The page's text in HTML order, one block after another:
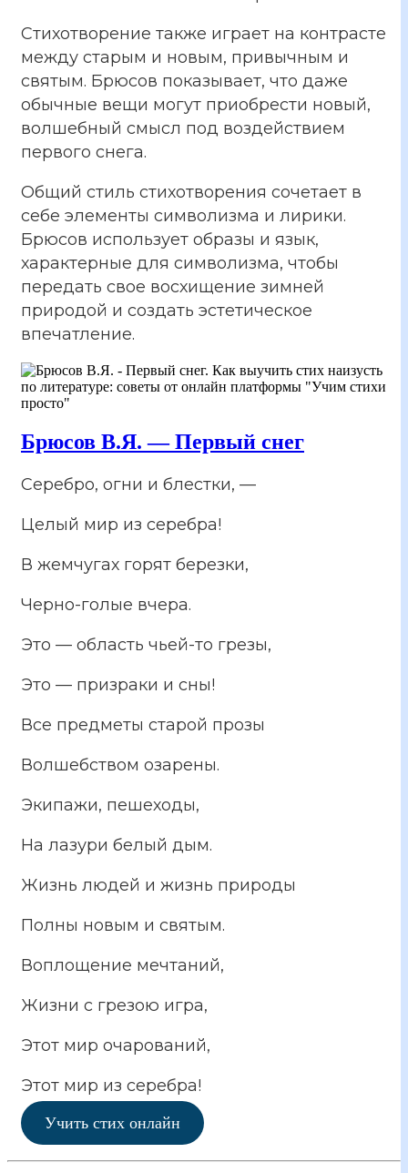
Стихотворение также играет на контрасте
между старым и новым, привычным и
святым. Брюсов показывает, что даже
обычные вещи могут приобрести новый,
волшебный смысл под воздействием
первого снега.
Общий стиль стихотворения сочетает в
себе элементы символизма и лирики.
Брюсов использует образы и язык,
характерные для символизма, чтобы
передать свое восхищение зимней
природой и создать эстетическое
впечатление.
Брюсов В.Я. — Первый снег
Серебро, огни и блестки, —
Целый мир из серебра!
В жемчугах горят березки,
Черно-голые вчера.
Это — область чьей-то грезы,
Это — призраки и сны!
Все предметы старой прозы
Волшебством озарены.
Экипажи, пешеходы,
На лазури белый дым.
Жизнь людей и жизнь природы
Полны новым и святым.
Воплощение мечтаний,
Жизни с грезою игра,
Этот мир очарований,
Этот мир из серебра!
Учить стих онлайн